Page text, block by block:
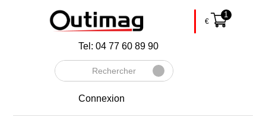
Tel: 04 77 60 89 90
Rechercher
Envoyer
Connexion
€
1